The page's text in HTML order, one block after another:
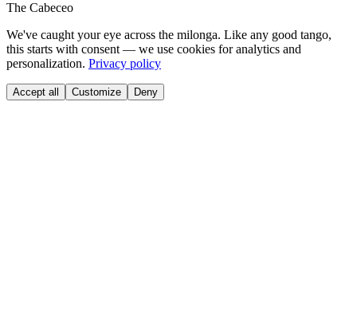
The Cabeceo
We've caught your eye across the milonga. Like any good tango,
this starts with consent — we use cookies for analytics and
personalization. Privacy policy
Accept all Customize Deny